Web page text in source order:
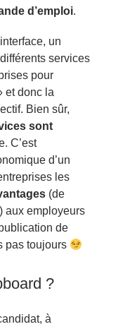
d’emploi.
un
services
pour
et donc la
Bien sûr,
sont
C’est
d’un
les
(de
aux employeurs
de
pas toujours
?
à